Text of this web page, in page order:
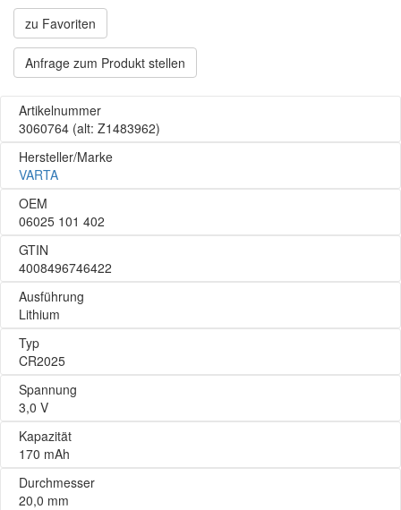
zu Favoriten
Anfrage zum Produkt stellen
Artikelnummer
3060764 (alt: Z1483962)
Hersteller/Marke
VARTA
OEM
06025 101 402
GTIN
4008496746422
Ausführung
Lithium
Typ
CR2025
Spannung
3,0 V
Kapazität
170 mAh
Durchmesser
20,0 mm